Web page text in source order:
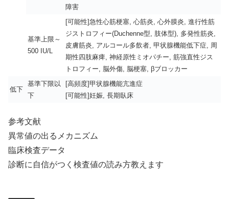
障害
基準上限～
500 IU/L
[可能性]急性心筋梗塞, 心筋炎, 心外膜炎, 進行性筋
ジストロフィー(Duchenne型, 肢体型), 多発性筋炎,
皮膚筋炎, アルコール多飲者, 甲状腺機能低下症, 周
期性四肢麻痺, 神経原性ミオパチー, 筋強直性ジス
トロフィー, 脳外傷, 脳梗塞, βブロッカー
低下
基準下限以
下
[高頻度]甲状腺機能亢進症
[可能性]妊娠, 長期臥床
参考文献
異常値の出るメカニズム
臨床検査データ
診断に自信がつく検査値の読み方教えます